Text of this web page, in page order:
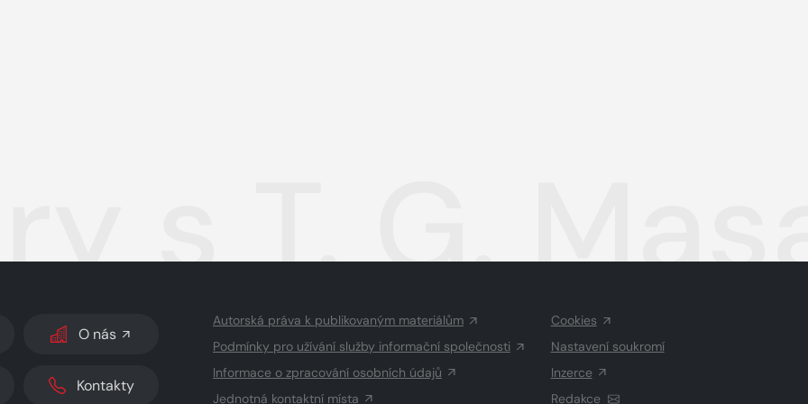
s T. G.
O nás
Kontakty
Autorská práva k publikovaným materiálům
Podmínky pro užívání služby informační společnosti
Informace o zpracování osobních údajů
Jednotná kontaktní místa
Cookies
Nastavení soukromí
Inzerce
Redakce